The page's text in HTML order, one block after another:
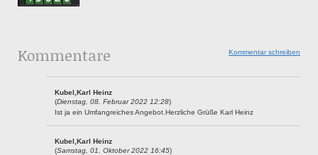
Kommentar schreiben
Kommentare
Kubel,Karl Heinz
(Dienstag, 08. Februar 2022 12:28)
Ist ja ein Umfangreiches Angebot.Herzliche Grüße Karl Heinz
Kubel,Karl Heinz
(Samstag, 01. Oktober 2022 16:45)